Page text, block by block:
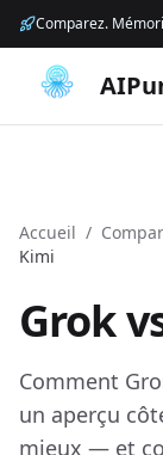
Accueil /
Kimi
Grok
Comment
un aperçu
mieux — et